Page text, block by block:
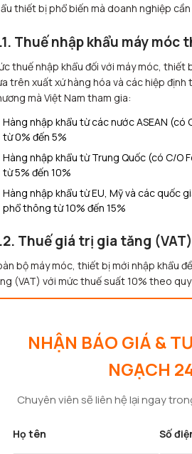
thiết bị phổ biến mà doanh nghiệp cần
Thuế nhập khẩu máy móc
thuế nhập khẩu đối với máy móc, thiết
trên xuất xứ hàng hóa và các hiệp
mà Việt Nam tham gia:
Hàng nhập khẩu từ các nước ASEAN (có
từ 0% đến 5%
Hàng nhập khẩu từ Trung Quốc (có C/O
từ 5% đến 10%
Hàng nhập khẩu từ EU, Mỹ và các quốc
phổ thông từ 10% đến 15%
Thuế giá trị gia tăng (VAT)
bộ máy móc, thiết bị mới nhập khẩu
(VAT) với mức thuế suất 10% theo quy
NHẬN BÁO GIÁ &
NGẠCH
Chuyên viên sẽ liên hệ lại ngay
Họ tên Số